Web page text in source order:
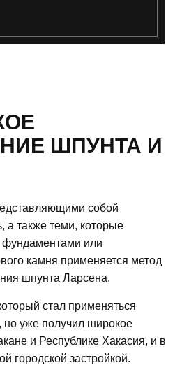
ШПУНТА И
собой
а также теми, которые
фундаментами или
камня применяется метод
шпунта Ларсена.
стал применяться
но уже получил широкое
и Республике Хакасия, и в
городской застройкой.